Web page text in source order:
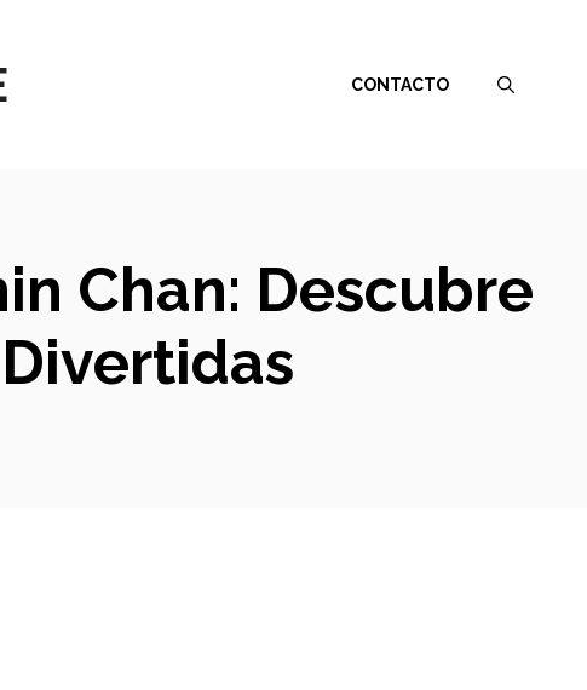
CONTACTO
Chan: Descubre